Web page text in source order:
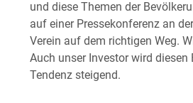
und diese Themen der
auf einer Pressekonferenz an
Verein auf dem richtigen Weg.
Auch unser Investor wird
Tendenz steigend.